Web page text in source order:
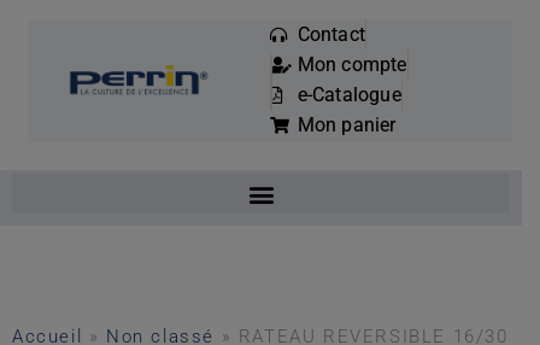
Mots
clés
:
Contact
Mon compte
e-Catalogue
Mon panier
Accueil » Non classé » RATEAU REVERSIBLE 16/30